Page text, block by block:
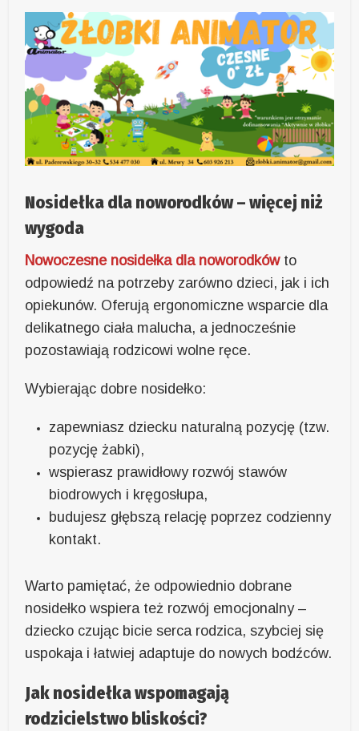
Nosidełka dla noworodków – więcej niż
wygoda
Nowoczesne nosidełka dla noworodkówto
odpowiedź na potrzeby zarówno dzieci, jak i ich
opiekunów. Oferują ergonomiczne wsparcie dla
delikatnego ciała malucha, a jednocześnie
pozostawiają rodzicowi wolne ręce.
Wybierając dobre nosidełko:
zapewniasz dziecku naturalną pozycję (tzw.
pozycję żabki),
wspierasz prawidłowy rozwój stawów
biodrowych i kręgosłupa,
budujesz głębszą relację poprzez codzienny
kontakt.
Warto pamiętać, że odpowiednio dobrane
nosidełko wspiera też rozwój emocjonalny –
dziecko czując bicie serca rodzica, szybciej się
uspokaja i łatwiej adaptuje do nowych bodźców.
Jak nosidełka wspomagają
rodzicielstwo bliskości?